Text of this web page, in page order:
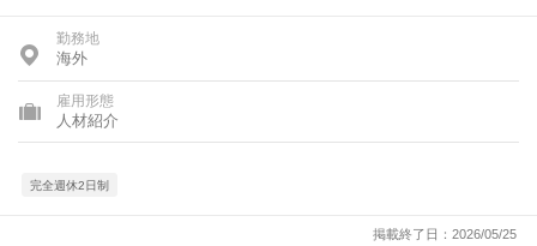
勤務地
海外
雇用形態
人材紹介
完全週休2日制
掲載終了日：2026/05/25